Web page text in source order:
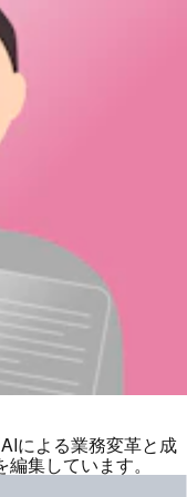
による業務変革と成
集しています。